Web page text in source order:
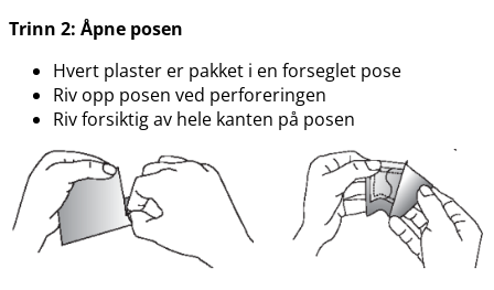
Trinn 2: Åpne posen
Hvert plaster er pakket i en forseglet pose
Riv opp posen ved perforeringen
Riv forsiktig av hele kanten på posen